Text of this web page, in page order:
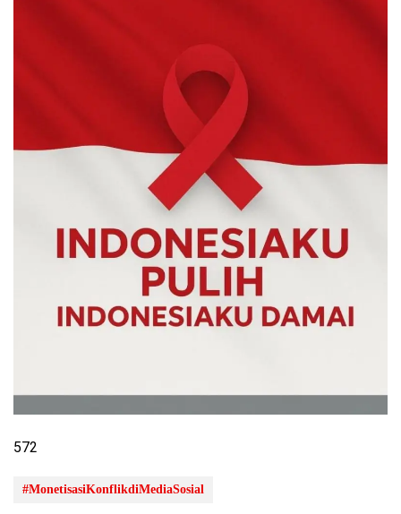
572
#MonetisasiKonflikdiMediaSosial